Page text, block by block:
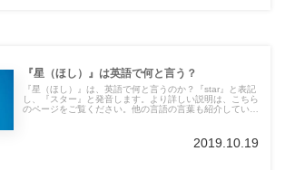
『星（ほし）』は英語で何と言う？
『星（ほし）』は、英語で何と言うのか？『star』と表記
し、『スター』と発音します。より詳しい説明は、こちら
のページをご覧ください。他の言語の言葉も紹介していま
2019.10.19